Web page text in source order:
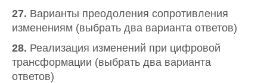
27. Варианты преодоления сопротивления
изменениям (выбрать два варианта ответов)
28. Реализация изменений при цифровой
трансформации (выбрать два варианта
ответов)